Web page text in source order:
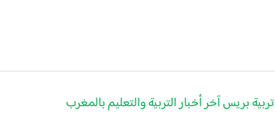
تربية بريس آخر أخبار التربية والتعليم بالمغرب